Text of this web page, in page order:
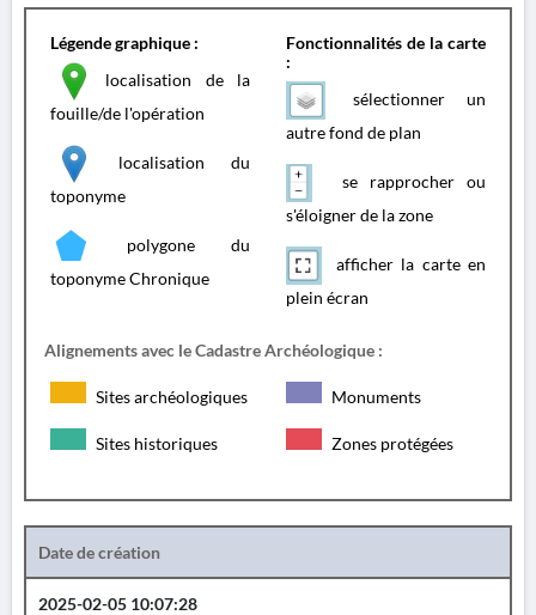
Légende graphique :
localisation de la
fouille/de l'opération
localisation du
toponyme
polygone du
toponyme Chronique
Fonctionnalités de la carte
:
sélectionner un
autre fond de plan
se rapprocher ou
s'éloigner de la zone
afficher la carte en
plein écran
Alignements avec le Cadastre Archéologique :
Sites archéologiques Monuments
Sites historiques Zones protégées
Date de création
2025-02-05 10:07:28